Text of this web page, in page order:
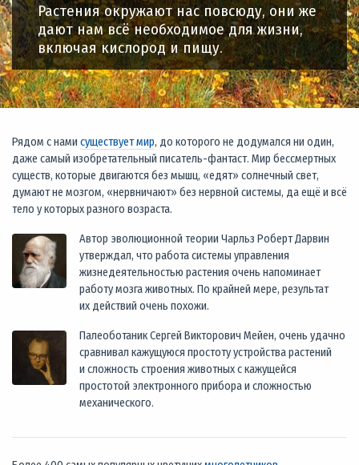
Растения окружают нас повсюду, они же
дают нам всё необходимое для жизни,
включая кислород и пищу.
Рядом с нами существует мир, до которого не додумался ни один,
даже самый изобретательный писатель-фантаст. Мир бессмертных
существ, которые двигаются без мышц, «едят» солнечный свет,
думают не мозгом, «нервничают» без нервной системы, да ещё и всё
тело у которых разного возраста.
Автор эволюционной теории Чарльз Роберт Дарвин
утверждал, что работа системы управления
жизнедеятельностью растения очень напоминает
работу мозга животных. По крайней мере, результат
их действий очень похожи.
Палеоботаник Сергей Викторович Мейен, очень удачно
сравнивал кажущуюся простоту устройства растений
и сложность строения животных с кажущейся
простотой электронного прибора и сложностью
механического.